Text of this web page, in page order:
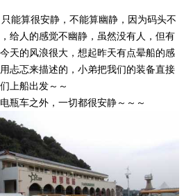
能算很安静，不能算幽静，因为码头不
给人的感觉不幽静，虽然没有人，但有
天的风浪很大，想起昨天有点晕船的感
忐忑来描述的，小弟把我们的装备直接
上船出发～～
瓶车之外，一切都很安静～～～